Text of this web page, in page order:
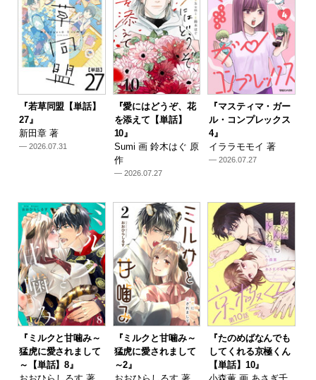
『若草同盟【単話】
27』
新田章 著
— 2026.07.31
『愛にはどうぞ、花
を添えて【単話】
10』
Sumi 画 鈴木はぐ 原
作
— 2026.07.27
『マスティマ・ガー
ル・コンプレックス
4』
イララモモイ 著
— 2026.07.27
『ミルクと甘噛み～
猛虎に愛されまして
～【単話】8』
『ミルクと甘噛み～
猛虎に愛されまして
～2』
『たのめばなんでも
してくれる京極くん
【単話】10』